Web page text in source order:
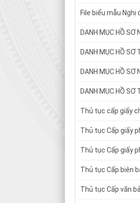
File biểu mẫu Nghị
DANH MỤC HỒ SƠ
DANH MỤC HỒ SƠ
DANH MỤC HỒ SƠ
DANH MỤC HỒ SƠ
Thủ tục cấp giấy
Thủ tục Cấp giấy
Thủ tục Cấp giấy
Thủ tục Cấp biên
Thủ tục Cấp văn